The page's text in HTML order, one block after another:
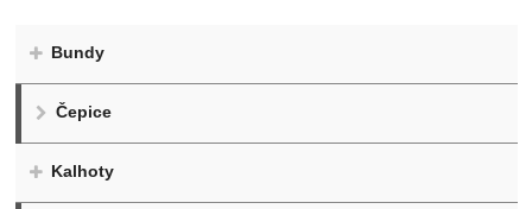
Bundy
Čepice
Kalhoty